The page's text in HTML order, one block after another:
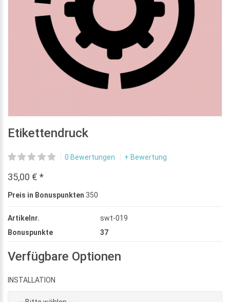
Etikettendruck
0 Bewertungen + Bewertung
35,00 € *
Preis in Bonuspunkten 350
Artikelnr.
swt-019
Bonuspunkte
37
Verfügbare Optionen
INSTALLATION